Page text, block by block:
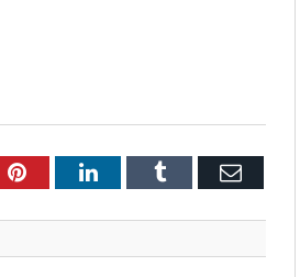
PinterestLinkedInTumblr Email